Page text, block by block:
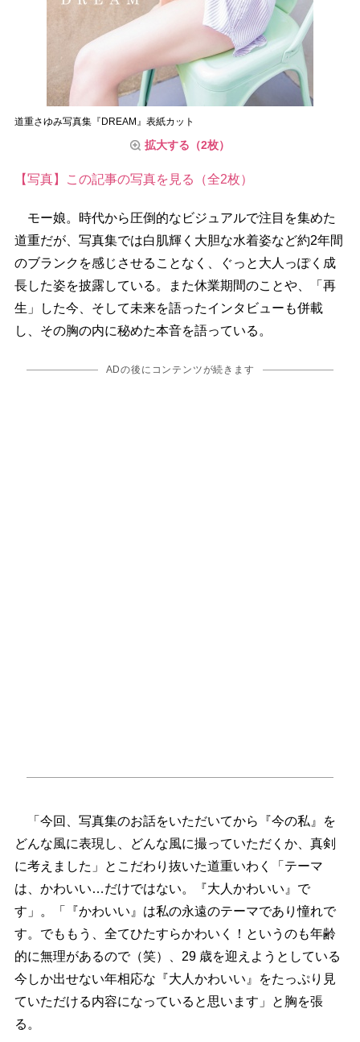
道重さゆみ写真集『DREAM』表紙カット
拡大する（2枚）
【写真】この記事の写真を見る（全2枚）
モー娘。時代から圧倒的なビジュアルで注目を集めた
道重だが、写真集では白肌輝く大胆な水着姿など約2年間
のブランクを感じさせることなく、ぐっと大人っぽく成
長した姿を披露している。また休業期間のことや、「再
生」した今、そして未来を語ったインタビューも併載
し、その胸の内に秘めた本音を語っている。
ADの後にコンテンツが続きます
「今回、写真集のお話をいただいてから『今の私』を
どんな風に表現し、どんな風に撮っていただくか、真剣
に考えました」とこだわり抜いた道重いわく「テーマ
は、かわいい…だけではない。『大人かわいい』で
す」。「『かわいい』は私の永遠のテーマであり憧れで
す。でももう、全てひたすらかわいく！というのも年齢
的に無理があるので（笑）、29 歳を迎えようとしている
今しか出せない年相応な『大人かわいい』をたっぷり見
ていただける内容になっていると思います」と胸を張
る。